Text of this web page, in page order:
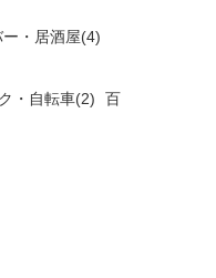
ー・居酒屋(4)
・自転車(2)
百